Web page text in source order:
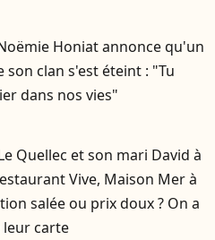
Honiat annonce qu'un
son clan s'est éteint : "Tu
dans nos vies"
Quellec et son mari David à
Vive, Maison Mer à
salée ou prix doux ? On a
carte